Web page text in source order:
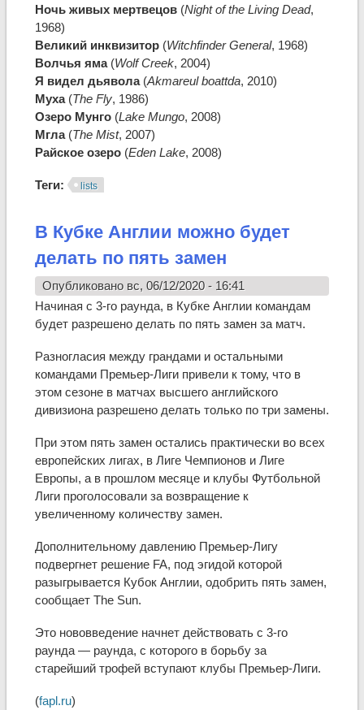
Ночь живых мертвецов(Night of the Living Dead,
1968)
Великий инквизитор (Witchfinder General, 1968)
Волчья яма(Wolf Creek, 2004)
Я видел дьявола(Akmareul boattda, 2010)
Муха(The Fly, 1986)
Озеро Мунго (Lake Mungo, 2008)
Мгла (The Mist, 2007)
Райское озеро (Eden Lake, 2008)
Теги: lists
В Кубке Англии можно будет
делать по пять замен
Опубликовано вс, 06/12/2020 - 16:41
Начиная с 3-го раунда, в Кубке Англии командам
будет разрешено делать по пять замен за матч.
Разногласия между грандами и остальными
командами Премьер-Лиги привели к тому, что в
этом сезоне в матчах высшего английского
дивизиона разрешено делать только по три замены.
При этом пять замен остались практически во всех
европейских лигах, в Лиге Чемпионов и Лиге
Европы, а в прошлом месяце и клубы Футбольной
Лиги проголосовали за возвращение к
увеличенному количеству замен.
Дополнительному давлению Премьер-Лигу
подвергнет решение FA, под эгидой которой
разыгрывается Кубок Англии, одобрить пять замен,
сообщает The Sun.
Это нововведение начнет действовать с 3-го
раунда — раунда, с которого в борьбу за
старейший трофей вступают клубы Премьер-Лиги.
(fapl.ru)